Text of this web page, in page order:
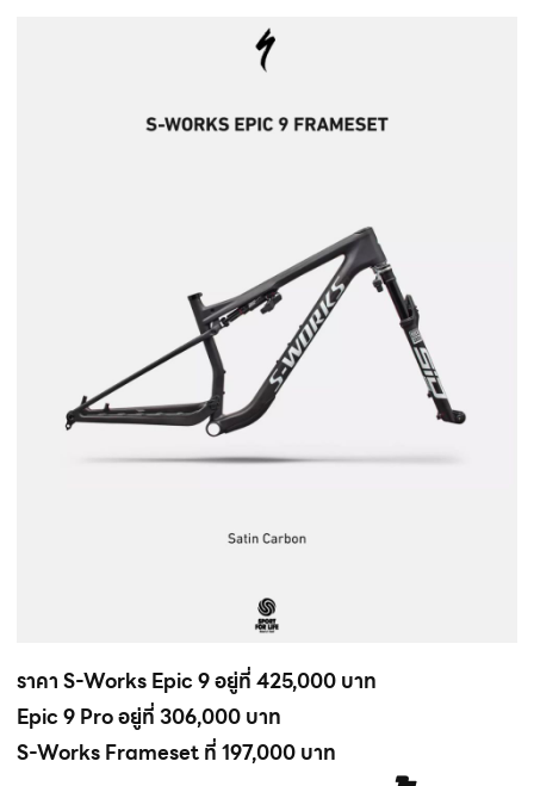
ราคา S-Works Epic 9 อยู่ที่ 425,000 บาท
Epic 9 Pro อยู่ที่ 306,000 บาท
S-Works Frameset ที่ 197,000 บาท